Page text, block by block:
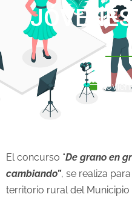
El concurso “De grano en
cambiando”, se realiza
territorio rural del